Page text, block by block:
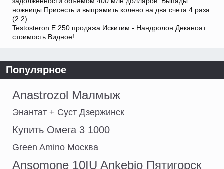
ножницы Присесть и выпрямить колено на два счета 4 раза
(2:2).
Testosteron E 250 продажа Искитим - Нандролон Деканоат
стоимость Видное!
Популярное
Аnastrozol Малмыж
Энантат + Суст Дзержинск
Купить Омега 3 1000
Green Amino Москва
Ansomone 10IU Ankebio Пятигорск